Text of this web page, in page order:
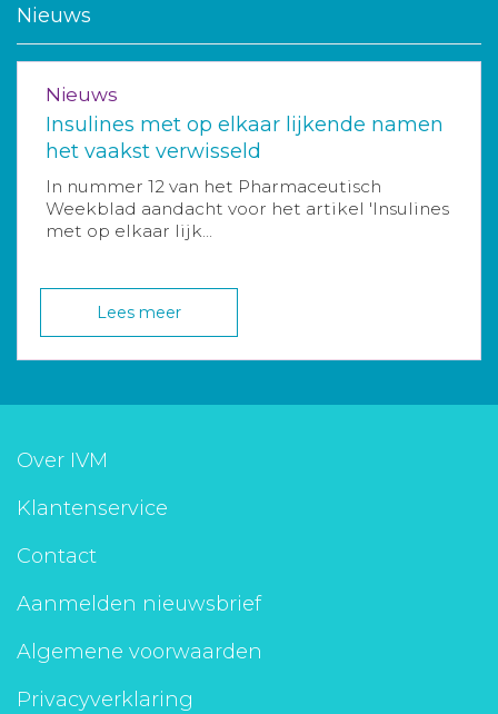
Nieuws
Nieuws
Insulines met op elkaar lijkende namen
het vaakst verwisseld
In nummer 12 van het Pharmaceutisch
Weekblad aandacht voor het artikel 'Insulines
met op elkaar lijk...
Lees meer
Over IVM
Klantenservice
Contact
Aanmelden nieuwsbrief
Algemene voorwaarden
Privacyverklaring